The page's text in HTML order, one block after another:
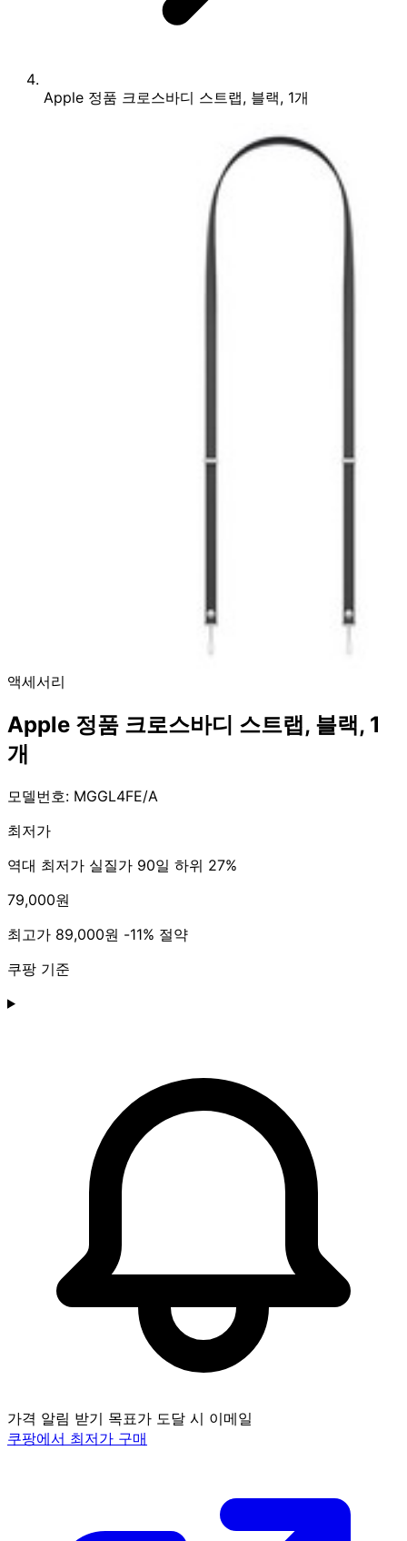
Apple 정품 크로스바디 스트랩, 블랙, 1개
액세서리
Apple 정품 크로스바디 스트랩, 블랙, 1
개
모델번호: MGGL4FE/A
최저가
역대 최저가 실질가 90일 하위 27%
79,000원
최고가 89,000원 -11% 절약
쿠팡 기준
가격 알림 받기 목표가 도달 시 이메일
쿠팡에서 최저가 구매